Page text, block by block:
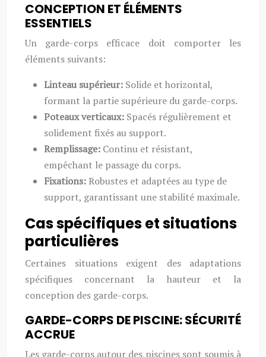
CONCEPTION ET ÉLÉMENTS
ESSENTIELS
Un garde-corps efficace doit comporter les
éléments suivants:
Linteau supérieur: Solide et horizontal,
formant la partie supérieure du garde-corps.
Poteaux verticaux: Spacés régulièrement et
solidement fixés au support.
Remplissage: Continu et résistant,
empêchant le passage du corps.
Fixations: Robustes et adaptées au type de
support, garantissant une stabilité maximale.
Cas spécifiques et situations
particulières
Certaines situations exigent des adaptations
spécifiques concernant la hauteur et la
conception des garde-corps.
GARDE-CORPS DE PISCINE: SÉCURITÉ
ACCRUE
Les garde-corps autour des piscines sont soumis à